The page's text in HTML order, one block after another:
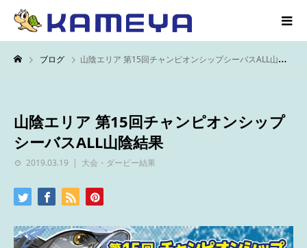
ブログ 山陰エリア 第15回チャンピオンシップシーバスALL山陰結果
山陰エリア 第15回チャンピオンシップ
シーバスALL山陰結果
2019.03.19 大会・ダービー結果